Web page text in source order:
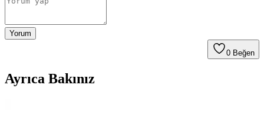
Yorum
0 Beğen
Ayrıca Bakınız